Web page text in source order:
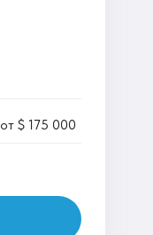
от $ 175 000